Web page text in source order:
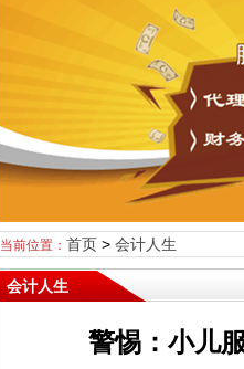
当前位置： 首页> 会计人生
会计人生
警惕：小儿